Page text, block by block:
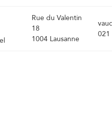
Rue du Valentin
18
1004 Lausanne
021